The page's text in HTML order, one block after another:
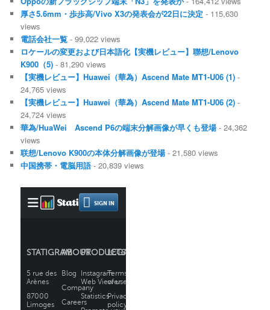
厚さ5.6mm・歩歩高/Vivo X3の発表会が22日に決定 - 115,630
views
電話会社一覧 - 99,022 views
ロケールの変更および日本語化【実機レビュー】聯想/Lenovo
K900（5) - 81,290 views
【実機レビュー】Huawei（華為）Ascend Mate MT1-U06 (1) -
24,765 views
【実機レビュー】Huawei（華為）Ascend Mate MT1-U06 (2) -
24,724 views
華為/HuaWei Ascend P6の端末分解画像が早くも登場- 24,362
views
联想/Lenovo K900の本体分解画像が登場- 21,580 views
中国携帯・電脳用語- 20,839 views